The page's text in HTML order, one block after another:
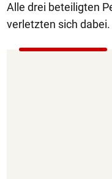
Alle drei beteiligten
verletzten sich dabei.